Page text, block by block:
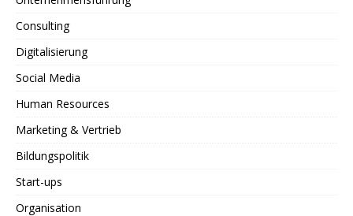
Consulting
Digitalisierung
Social Media
Human Resources
Marketing & Vertrieb
Bildungspolitik
Start-ups
Organisation